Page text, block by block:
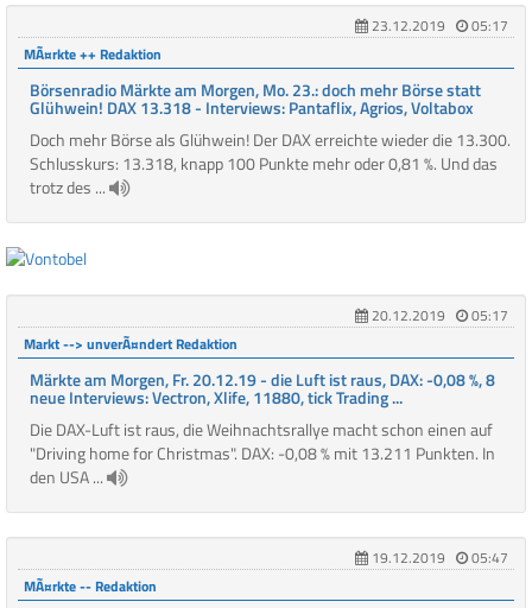
23.12.2019
05:17
MÃ¤rkte ++ Redaktion
Börsenradio Märkte am Morgen, Mo. 23.: doch mehr Börse statt
Glühwein! DAX 13.318 - Interviews: Pantaflix, Agrios, Voltabox
Doch mehr Börse als Glühwein! Der DAX erreichte wieder die 13.300.
Schlusskurs: 13.318, knapp 100 Punkte mehr oder 0,81 %. Und das
trotz des ...
20.12.2019
05:17
Markt --> unverÃ¤ndert Redaktion
Märkte am Morgen, Fr. 20.12.19 - die Luft ist raus, DAX: -0,08 %, 8
neue Interviews: Vectron, Xlife, 11880, tick Trading ...
Die DAX-Luft ist raus, die Weihnachtsrallye macht schon einen auf
"Driving home for Christmas". DAX: -0,08 % mit 13.211 Punkten. In
den USA ...
19.12.2019
05:47
MÃ¤rkte -- Redaktion